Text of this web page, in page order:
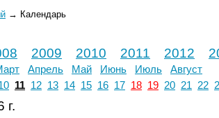
→ Календарь
2009 2010 2011 2012
Апрель Май Июнь Июль
Август
11 12 13 14 15 16 17 18 19 20 21 22
г.